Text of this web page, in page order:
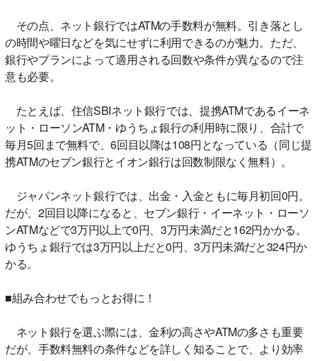
その点、ネット銀行ではATMの手数料が無料。引き落とし
の時間や曜日などを気にせずに利用できるのが魅力。ただ、
銀行やプランによって適用される回数や条件が異なるので注
意も必要。
たとえば、住信SBIネット銀行では、提携ATMであるイーネ
ット・ローソンATM・ゆうちょ銀行の利用時に限り、合計で
毎月5回まで無料で、6回目以降は108円となっている（同じ提
携ATMのセブン銀行とイオン銀行は回数制限なく無料）。
ジャパンネット銀行では、出金・入金ともに毎月初回0円。
だが、2回目以降になると、セブン銀行・イーネット・ローソ
ンATMなどで3万円以上で0円、3万円未満だと162円かかる。
ゆうちょ銀行では3万円以上だと0円、3万円未満だと324円か
かる。
■組み合わせでもっとお得に！
ネット銀行を選ぶ際には、金利の高さやATMの多さも重要
だが、手数料無料の条件などを詳しく知ることで、より効率